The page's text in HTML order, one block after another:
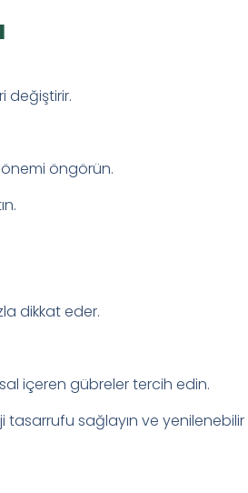
değiştirir.
öngörün.
dikkat eder.
içeren gübreler tercih edin.
tasarrufu sağlayın ve